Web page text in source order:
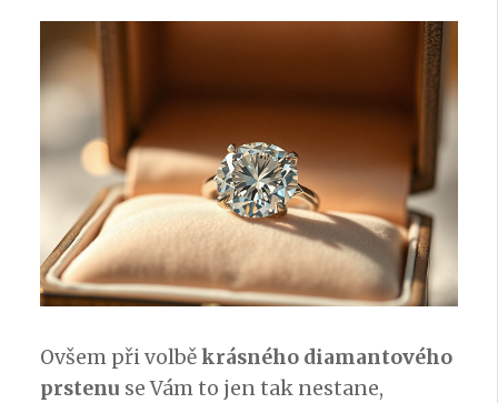
Ovšem při volběkrásného diamantového
prstenu se Vám to jen tak nestane,